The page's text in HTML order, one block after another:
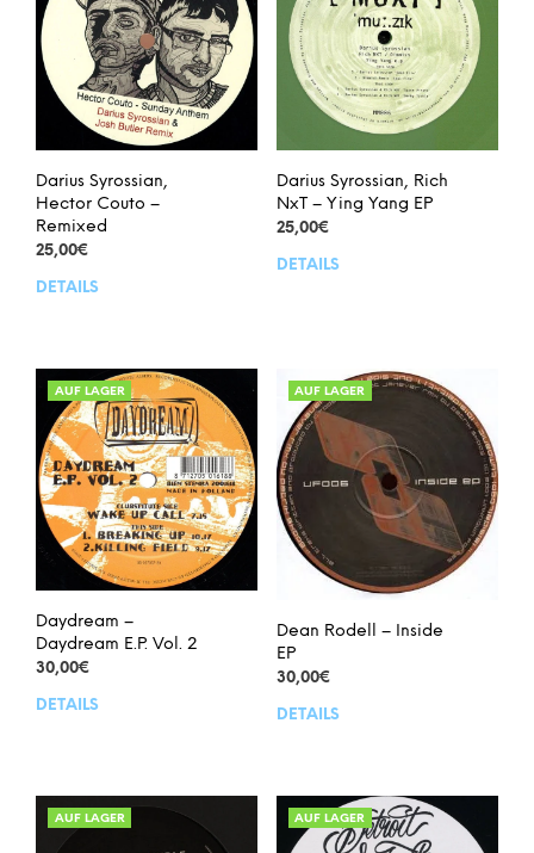
Darius Syrossian,
Hector Couto –
Remixed
25,00€
DETAILS
Darius Syrossian, Rich
NxT – Ying Yang EP
25,00€
DETAILS
AUF LAGER
Daydream –
Daydream E.P. Vol. 2
30,00€
DETAILS
AUF LAGER
Dean Rodell – Inside
EP
30,00€
DETAILS
AUF LAGER AUF LAGER